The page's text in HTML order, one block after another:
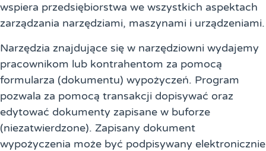
wspiera przedsiębiorstwa we wszystkich aspektach
zarządzania narzędziami, maszynami i urządzeniami.
Narzędzia znajdujące się w narzędziowni wydajemy
pracownikom lub kontrahentom za pomocą
formularza (dokumentu) wypożyczeń. Program
pozwala za pomocą transakcji dopisywać oraz
edytować dokumenty zapisane w buforze
(niezatwierdzone). Zapisany dokument
wypożyczenia może być podpisywany elektronicznie